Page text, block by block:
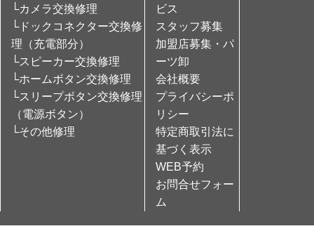
└カメラ交換修理
└ドックコネクター交換修
理（充電部分）
└スピーカー交換修理
└ホームボタン交換修理
└スリープボタン交換修理
（電源ボタン）
└その他修理
ビス
スタッフ募集
加盟店募集・パ
ーツ卸
会社概要
プライバシーポ
リシー
特定商取引法に
基づく表示
WEB予約
お問合せフォー
ム